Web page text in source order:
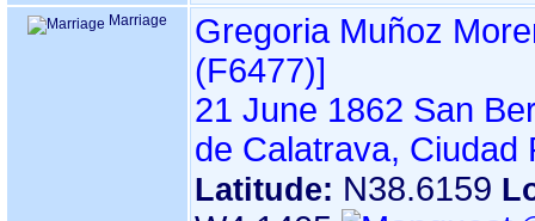
Marriage
Gregoria Muñoz
‎(F6477)‎‎]
21 June 1862 San
de Calatrava, Ciudad
Latitude: N38.6159